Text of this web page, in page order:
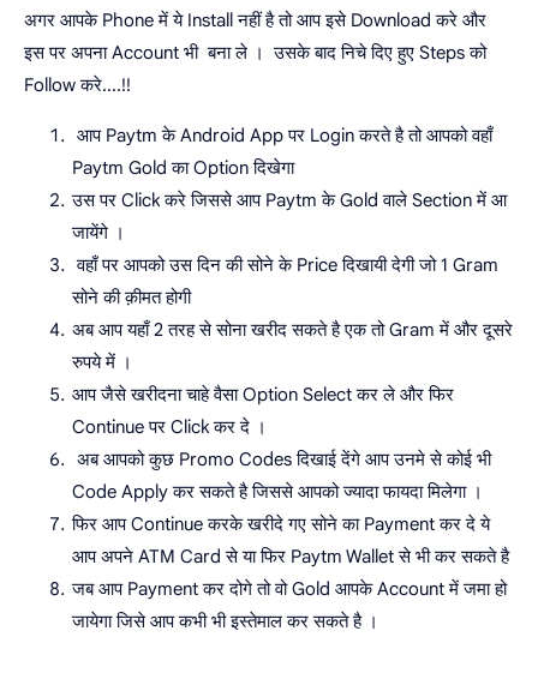
अगर आपके Phone में ये Install नहीं है तो आप इसे Download करे और
इस पर अपना Account भी बना ले । उसके बाद निचे दिए हुए Steps को
Follow करे....!!
आप Paytm के Android App पर Login करते है तो आपको वहाँ
Paytm Gold का Option दिखेगा
उस पर Click करे जिससे आप Paytm के Gold वाले Section में आ
जायेंगे ।
वहाँ पर आपको उस दिन की सोने के Price दिखायी देगी जो 1 Gram
सोने की क़ीमत होगी
अब आप यहाँ 2 तरह से सोना खरीद सकते है एक तो Gram में और दूसरे
रुपये में ।
आप जैसे खरीदना चाहे वैसा Option Select कर ले और फिर
Continue पर Click कर दे ।
अब आपको कुछ Promo Codes दिखाई देंगे आप उनमे से कोई भी
Code Apply कर सकते है जिससे आपको ज्यादा फायदा मिलेगा ।
फिर आप Continue करके खरीदे गए सोने का Payment कर दे ये
आप अपने ATM Card से या फिर Paytm Wallet से भी कर सकते है
जब आप Payment कर दोगे तो वो Gold आपके Account में जमा हो
जायेगा जिसे आप कभी भी इस्तेमाल कर सकते है ।